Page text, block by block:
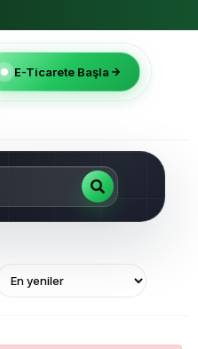
E-Ticarete Başla